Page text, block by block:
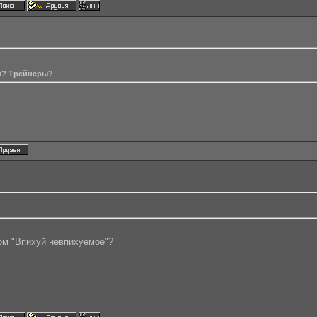
Трейнеры?
"Впихуй невпихуемое"?